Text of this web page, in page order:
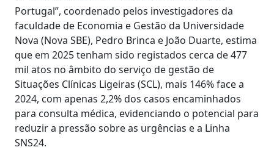
Portugal”, coordenado pelos investigadores da
faculdade de Economia e Gestão da Universidade
Nova (Nova SBE), Pedro Brinca e João Duarte, estima
que em 2025 tenham sido registados cerca de 477
mil atos no âmbito do serviço de gestão de
Situações Clínicas Ligeiras (SCL), mais 146% face a
2024, com apenas 2,2% dos casos encaminhados
para consulta médica, evidenciando o potencial para
reduzir a pressão sobre as urgências e a Linha
SNS24.